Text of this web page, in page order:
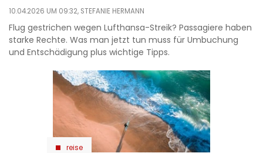
10.04.2026 UM 09:32, STEFANIE HERMANN
Flug gestrichen wegen Lufthansa-Streik? Passagiere haben
starke Rechte. Was man jetzt tun muss für Umbuchung
und Entschädigung plus wichtige Tipps.
reise